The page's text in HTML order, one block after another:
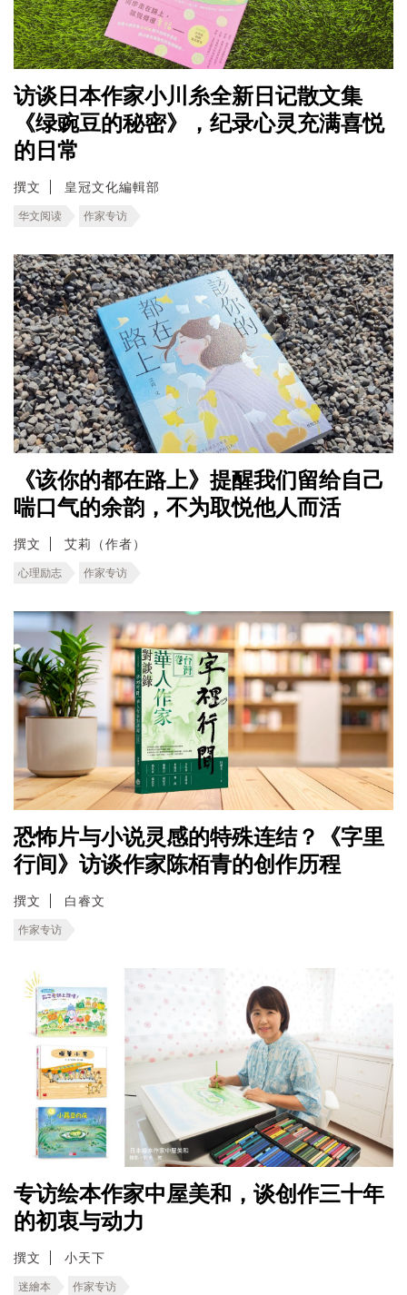
访谈日本作家小川糸全新日记散文集
《绿豌豆的秘密》，纪录心灵充满喜悦
的日常
撰文 皇冠文化編輯部
华文阅读 作家专访
《该你的都在路上》提醒我们留给自己
喘口气的余韵，不为取悦他人而活
撰文 艾莉（作者）
心理励志 作家专访
恐怖片与小说灵感的特殊连结？《字里
行间》访谈作家陈栢青的创作历程
撰文 白睿文
作家专访
专访绘本作家中屋美和，谈创作三十年
的初衷与动力
撰文 小天下
迷繪本 作家专访